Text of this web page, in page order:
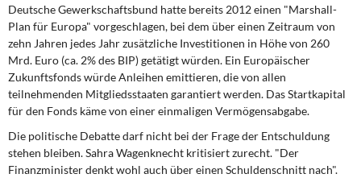
Deutsche Gewerkschaftsbund hatte bereits 2012 einen "Marshall-
Plan für Europa" vorgeschlagen, bei dem über einen Zeitraum von
zehn Jahren jedes Jahr zusätzliche Investitionen in Höhe von 260
Mrd. Euro (ca. 2% des BIP) getätigt würden. Ein Europäischer
Zukunftsfonds würde Anleihen emittieren, die von allen
teilnehmenden Mitgliedsstaaten garantiert werden. Das Startkapital
für den Fonds käme von einer einmaligen Vermögensabgabe.
Die politische Debatte darf nicht bei der Frage der Entschuldung
stehen bleiben. Sahra Wagenknecht kritisiert zurecht. "Der
Finanzminister denkt wohl auch über einen Schuldenschnitt nach".